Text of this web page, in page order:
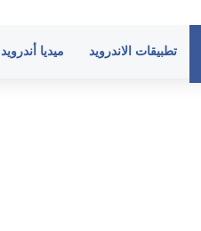
تطبيقات الاندرويد ميديا أندرويد